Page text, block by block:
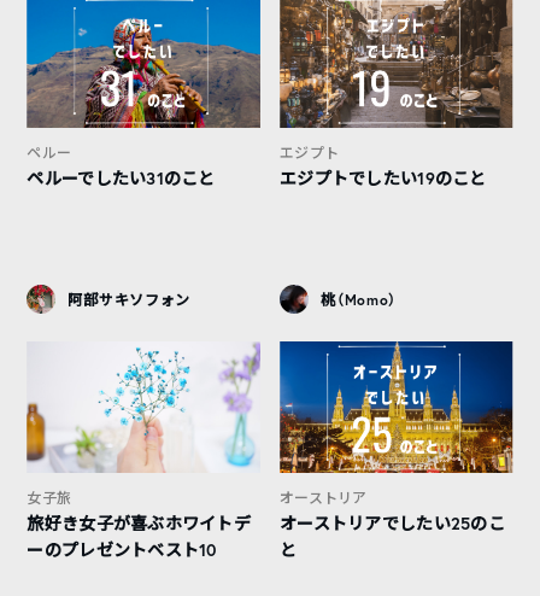
ペルー
ペルーでしたい31のこと
阿部サキソフォン
エジプト
エジプトでしたい19のこと
桃（Momo）
女子旅
旅好き女子が喜ぶホワイトデ
ーのプレゼントベスト10
オーストリア
オーストリアでしたい25のこ
と